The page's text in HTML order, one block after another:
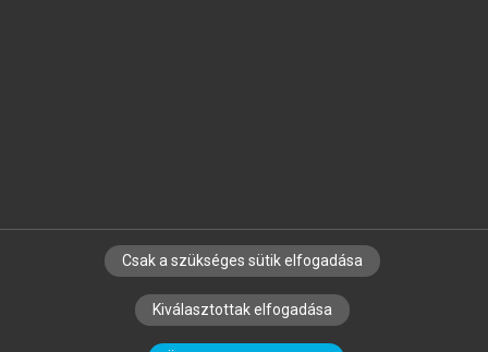
SZERZŐKNEK CÉGEKNEK KÖNYVTÁROSOKNAK
SZERKESZTÉSI ÉS LEKTORÁLÁSI ALAPELVEK
Csak a szükséges sütik elfogadása
Kiválasztottak elfogadása